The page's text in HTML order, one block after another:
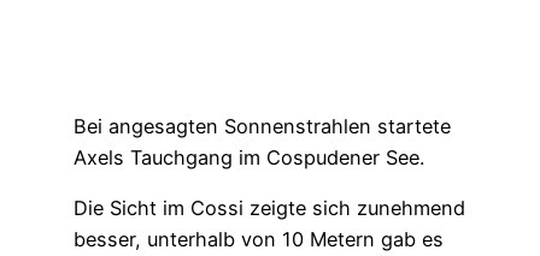
Bei angesagten Sonnenstrahlen startete
Axels Tauchgang im Cospudener See.
Die Sicht im Cossi zeigte sich zunehmend
besser, unterhalb von 10 Metern gab es